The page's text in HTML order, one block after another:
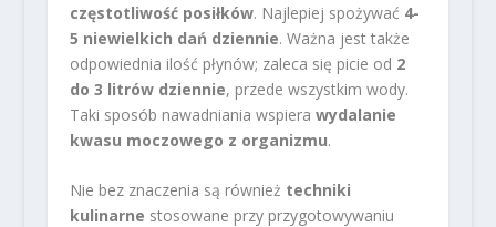
częstotliwość posiłków. Najlepiej spożywać 4-
5 niewielkich dań dziennie. Ważna jest także
odpowiednia ilość płynów; zaleca się picie od 2
do 3 litrów dziennie, przede wszystkim wody.
Taki sposób nawadniania wspiera wydalanie
kwasu moczowego z organizmu.
Nie bez znaczenia są również techniki
kulinarne stosowane przy przygotowywaniu